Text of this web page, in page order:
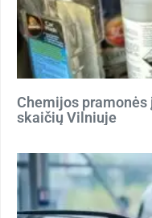
Chemijos
skaičių Vilniuje